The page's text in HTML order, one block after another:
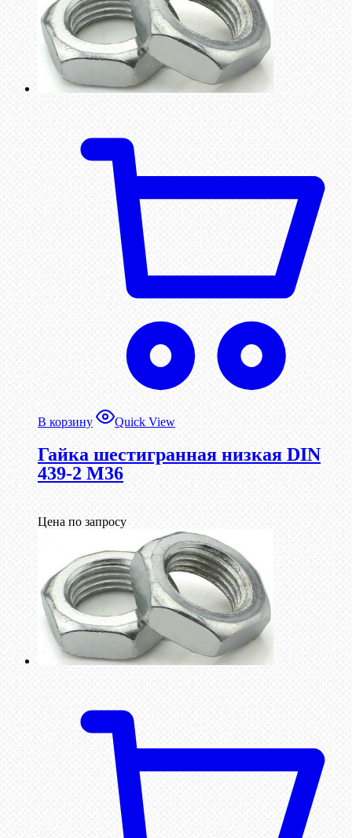
В корзину Quick View
Гайка шестигранная низкая DIN
439-2 М36
Цена по запросу